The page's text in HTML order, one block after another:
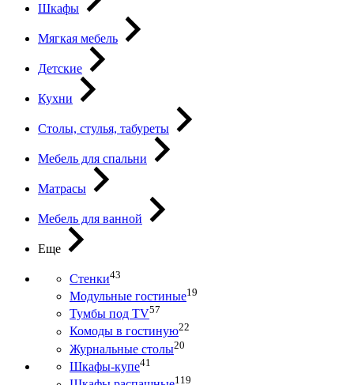
Шкафы
Мягкая мебель
Детские
Кухни
Столы, стулья, табуреты
Мебель для спальни
Матрасы
Мебель для ванной
Еще
Стенки43
Модульные гостиные19
Тумбы под ТV57
Комоды в гостиную22
Журнальные столы20
Шкафы-купе41
119